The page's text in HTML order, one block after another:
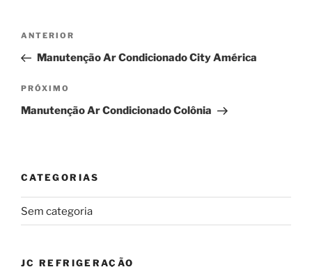
Navegação
Post
Post
anterior
ANTERIOR
Manutenção Ar Condicionado City América
Próximo
post
PRÓXIMO
Manutenção Ar Condicionado Colônia
CATEGORIAS
Sem categoria
JC REFRIGERAÇÃO